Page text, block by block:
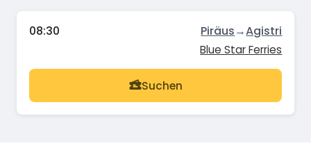
08:30 Piräus→Agistri
Blue Star Ferries
Suchen